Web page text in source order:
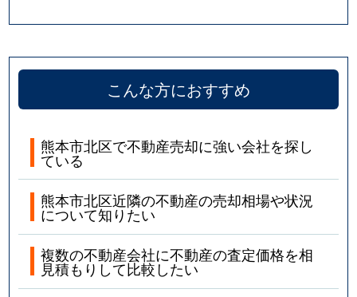
こんな方におすすめ
熊本市北区で不動産売却に強い会社を探し
ている
熊本市北区近隣の不動産の売却相場や状況
について知りたい
複数の不動産会社に不動産の査定価格を相
見積もりして比較したい